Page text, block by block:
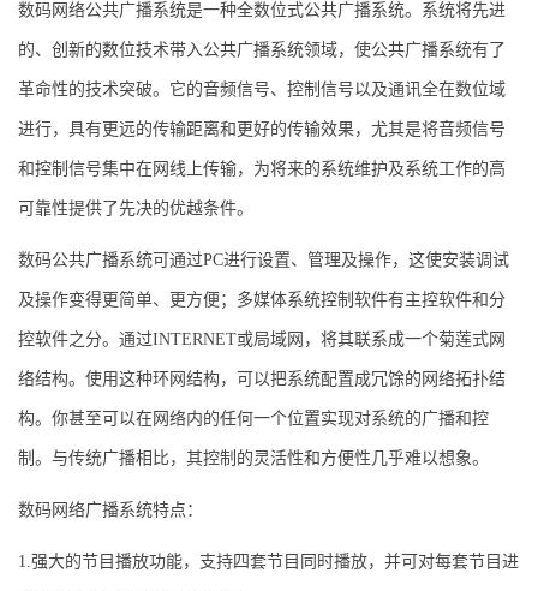
数码网络公共广播系统是一种全数位式公共广播系统。系统将先进
的、创新的数位技术带入公共广播系统领域，使公共广播系统有了
革命性的技术突破。它的音频信号、控制信号以及通讯全在数位域
进行，具有更远的传输距离和更好的传输效果，尤其是将音频信号
和控制信号集中在网线上传输，为将来的系统维护及系统工作的高
可靠性提供了先决的优越条件。
数码公共广播系统可通过PC进行设置、管理及操作，这使安装调试
及操作变得更简单、更方便；多媒体系统控制软件有主控软件和分
控软件之分。通过INTERNET或局域网，将其联系成一个菊莲式网
络结构。使用这种环网结构，可以把系统配置成冗馀的网络拓扑结
构。你甚至可以在网络内的任何一个位置实现对系统的广播和控
制。与传统广播相比，其控制的灵活性和方便性几乎难以想象。
数码网络广播系统特点：
1.强大的节目播放功能，支持四套节目同时播放，并可对每套节目进